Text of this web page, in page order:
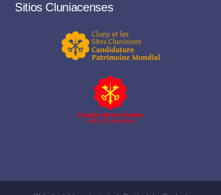
Sitios Cluniacenses